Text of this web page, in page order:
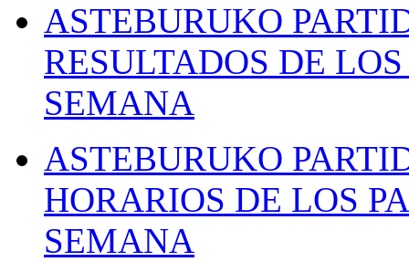
ASTEBURUKO
RESULTADOS DE
SEMANA
ASTEBURUKO
HORARIOS DE LOS
SEMANA